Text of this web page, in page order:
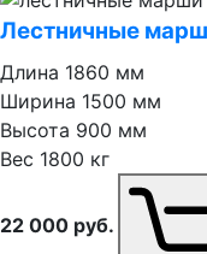
Лестничные
Длина 1860 мм
Ширина 1500 мм
Высота 900 мм
Вес 1800 кг
22 000 руб.